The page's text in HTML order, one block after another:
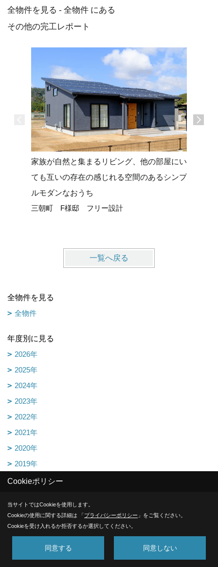
全物件を見る - 全物件 にある
その他の完工レポート
家族が自然と集まるリビング、他の部屋にい
ても互いの存在の感じれる空間のあるシンプ
ルモダンなおうち
三朝町 F様邸 フリー設計
一覧へ戻る
全物件を見る
全物件
年度別に見る
2026年
2025年
2024年
2023年
2022年
2021年
2020年
2019年
2018年
2015年
Cookieポリシー
当サイトではCookieを使用します。
Cookieの使用に関する詳細は 「プライバシーポリシー 」をご覧ください。
Cookieを受け入れるか拒否するか選択してください。
同意する 同意しない